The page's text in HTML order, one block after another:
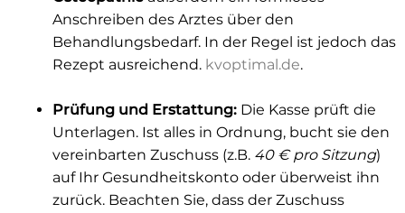
Anschreiben des Arztes über den
Behandlungsbedarf. In der Regel ist jedoch das
Rezept ausreichend. kvoptimal.de.
Prüfung und Erstattung: Die Kasse prüft die
Unterlagen. Ist alles in Ordnung, bucht sie den
vereinbarten Zuschuss (z.B. 40 € pro Sitzung)
auf Ihr Gesundheitskonto oder überweist ihn
zurück. Beachten Sie, dass der Zuschuss